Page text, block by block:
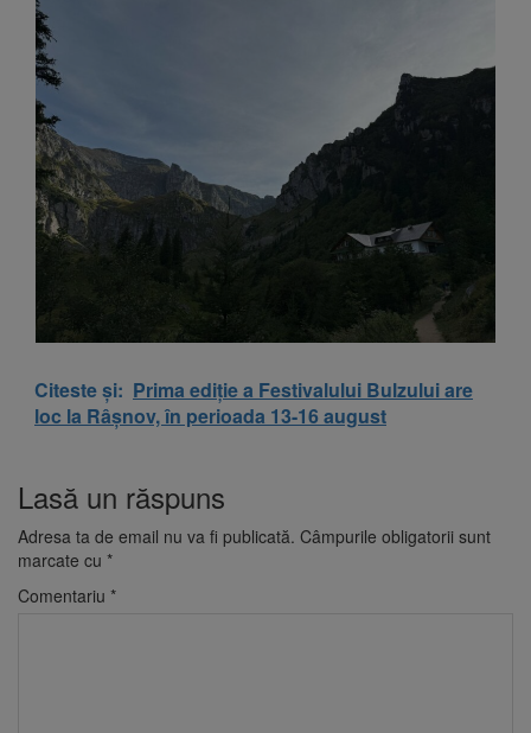
Citeste și: Prima ediție a Festivalului Bulzului are
loc la Râșnov, în perioada 13-16 august
Lasă un răspuns
Adresa ta de email nu va fi publicată. Câmpurile obligatorii sunt
marcate cu *
Comentariu *